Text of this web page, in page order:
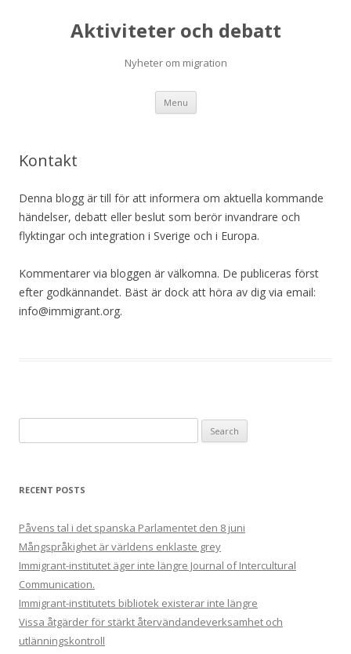
Aktiviteter och debatt
Nyheter om migration
Menu Skip
content
Kontakt
Denna blogg är till för att informera om aktuella kommande
händelser, debatt eller beslut som berör invandrare och
flyktingar och integration i Sverige och i Europa.
Kommentarer via bloggen är välkomna. De publiceras först
efter godkännandet. Bäst är dock att höra av dig via email:
info@immigrant.org.
for:
RECENT POSTS
Påvens tal i det spanska Parlamentet den 8 juni
Mångspråkighet är världens enklaste grey
Immigrant-institutet äger inte längre Journal of Intercultural
Communication.
Immigrant-institutets bibliotek existerar inte längre
Vissa åtgärder för stärkt återvändandeverksamhet och
utlänningskontroll